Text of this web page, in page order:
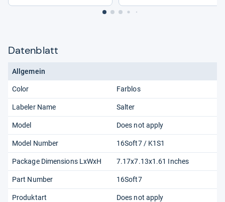
Datenblatt
Allgemein
Color Farblos
Labeler Name Salter
Model Does not apply
Model Number 16Soft7 / K1S1
Package Dimensions LxWxH 7.17x7.13x1.61 Inches
Part Number 16Soft7
Produktart Does not apply